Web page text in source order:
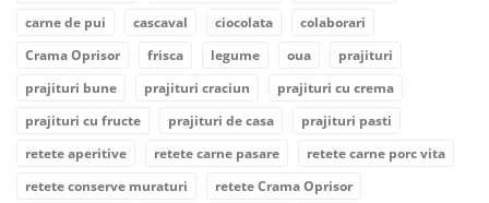
carne de pui
cascaval ciocolata
colaborari
Crama Oprisor
frisca legume oua
prajituri
prajituri bune
prajituri craciun
prajituri cu crema
prajituri cu fructe
prajituri de casa
prajituri pasti
retete aperitive
retete carne pasare
retete carne porc vita
retete conserve muraturi
retete Crama Oprisor